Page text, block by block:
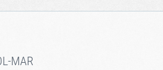
MAR